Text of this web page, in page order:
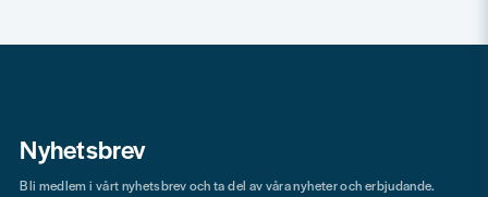
Nyhetsbrev
Bli medlem i vårt nyhetsbrev och ta del av våra nyheter och erbjudande.